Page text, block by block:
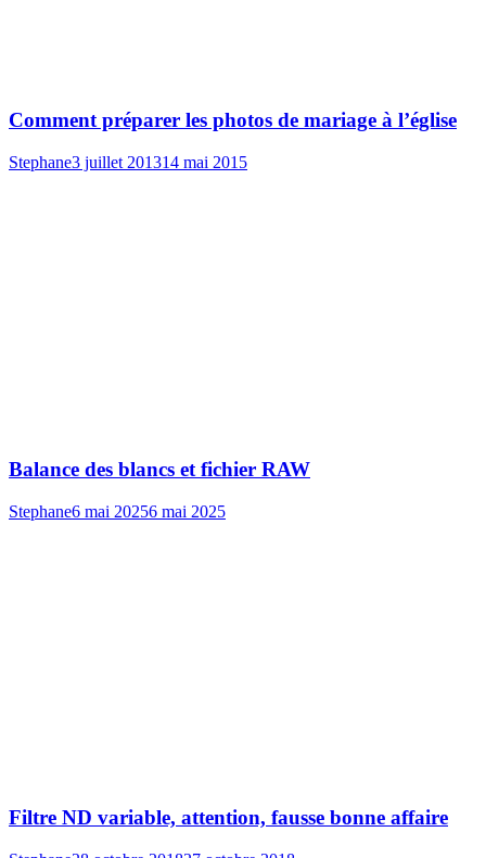
Comment préparer les photos de mariage à l’église
Stephane3 juillet 201314 mai 2015
Balance des blancs et fichier RAW
Stephane6 mai 20256 mai 2025
Filtre ND variable, attention, fausse bonne affaire